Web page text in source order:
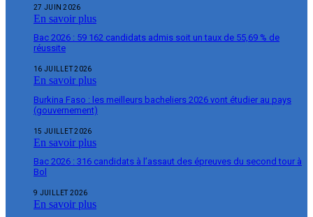
27 JUIN 2026
En savoir plus
Bac 2026 : 59 162 candidats admis soit un taux de 55,69 % de
réussite
16 JUILLET 2026
En savoir plus
Burkina Faso : les meilleurs bacheliers 2026 vont étudier au pays
(gouvernement)
15 JUILLET 2026
En savoir plus
Bac 2026 : 316 candidats à l’assaut des épreuves du second tour à
Bol
9 JUILLET 2026
En savoir plus